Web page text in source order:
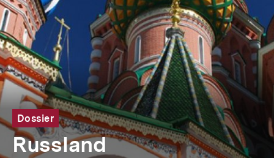
Dossier
Russland